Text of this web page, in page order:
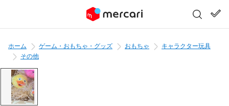
ホーム ゲーム・おもちゃ・グッズ おもちゃ
キャラクター玩具
その他